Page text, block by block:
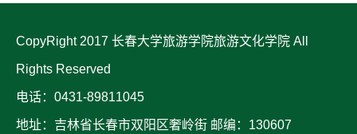
CopyRight 2017 长春大学旅游学院旅游文化学院 All
Rights Reserved
电话：0431-89811045
地址：吉林省长春市双阳区奢岭街 邮编：130607